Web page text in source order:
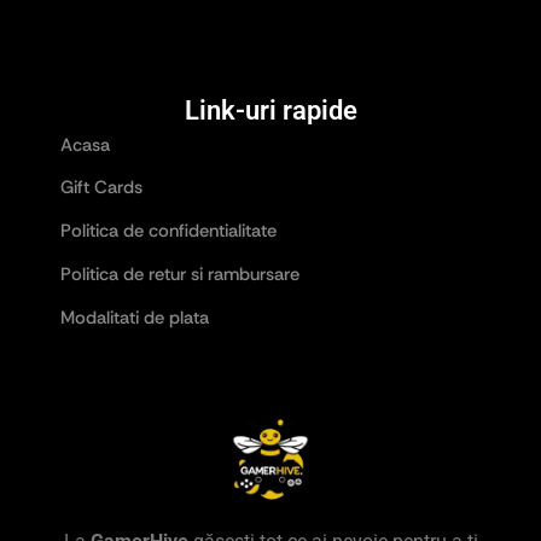
Link-uri rapide
Acasa
Gift Cards
Politica de confidentialitate
Politica de retur si rambursare
Modalitati de plata